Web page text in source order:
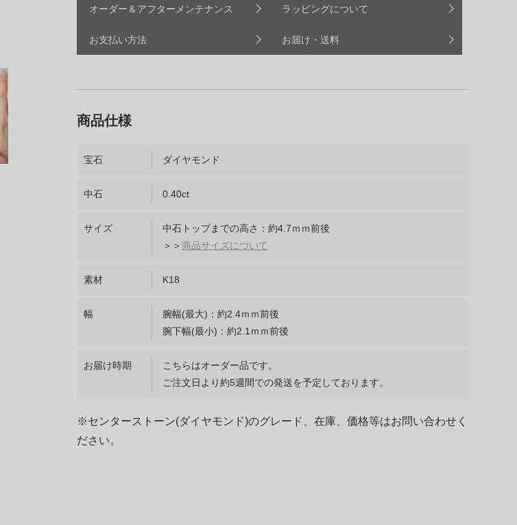
オーダー＆アフターメンテナンス ラッピングについて
お支払い方法 お届け・送料
宝石 ダイヤモンド
中石 0.40ct
サイズ
中石トップまでの高さ：約4.7ｍｍ前後
＞＞商品サイズについて
素材 K18
幅
腕幅(最大)：約2.4ｍｍ前後
腕下幅(最小)：約2.1ｍｍ前後
お届け時期
こちらはオーダー品です。
ご注文日より約5週間での発送を予定しております。
※センターストーン(ダイヤモンド)のグレード、在庫、価格等はお問い合わせく
ださい。